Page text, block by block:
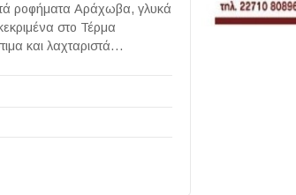
ροφήματα Αράχωβα, γλυκά
στο Τέρμα
και λαχταριστά…